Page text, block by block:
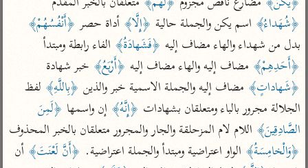
جمع الأقوال
تفسير ابن الجوزي
تفسير الماوردي
منتقاة
تفسير ابن القيم
تفسير ابن تيمية
تفسير الرازي
أخرى
أضواء البيان
نظم الدرر للبقاعي
تفسير ابن عثيمين
مركَّزة العبارة
تفسير الجلالين
جامع البيان للإيجي
تفسير البيضاوي
تفسير النسفي
﴿شُهَداءُ﴾ اسم يكن والجملة حالية ﴿إِلَّا﴾ أداة حصر ﴿أَنْفُسُهُمْ﴾
بدل من شهداء والهاء مضاف إليه ﴿فَشَهادَةُ﴾ الفاء رابطة ومبتدأ
﴿أَحَدِهِمْ﴾ مضاف إليه والهاء مضاف إليه ﴿أَرْبَعُ﴾ خبر شهادة
﴿شَهاداتٍ﴾ مضاف إليه والجملة الاسمية خبر والذين ﴿بِاللَّهِ﴾
الجلالة مجرور بالباء ومتعلقان بشهادات ﴿إِنَّهُ﴾ إن واسمها
الصَّادِقِينَ﴾ اللام لام المزحلقة والجار والمجرور متعلقان بالخبر المحذوف
﴿وَالْخامِسَةُ﴾ الواو اعتراضية ومبتدأ والجملة اعتراضية. ﴿أَنَّ لَعْنَتَ﴾